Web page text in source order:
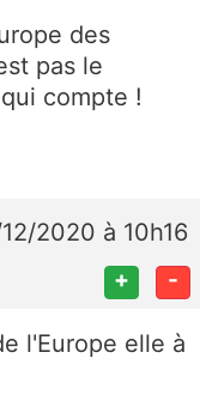
des
pas le
compte !
2020 à 10h16
+ -
l'Europe elle à